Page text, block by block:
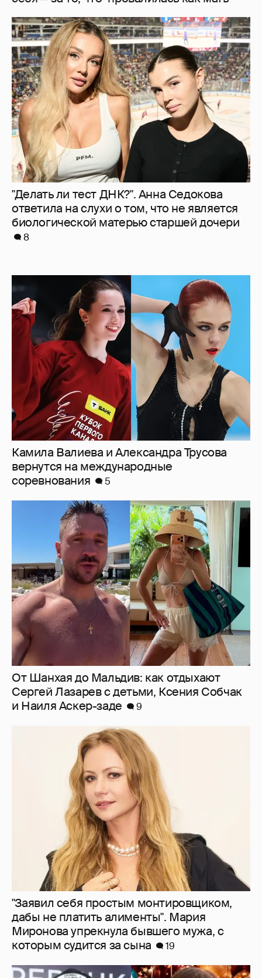
"Делать ли тест ДНК?". Анна Седокова
ответила на слухи о том, что не является
биологической матерью старшей дочери
8
Камила Валиева и Александра Трусова
вернутся на международные
соревнования
5
От Шанхая до Мальдив: как отдыхают
Сергей Лазарев с детьми, Ксения Собчак
и Наиля Аскер-заде
9
"Заявил себя простым монтировщиком,
дабы не платить алименты". Мария
Миронова упрекнула бывшего мужа, с
которым судится за сына
19